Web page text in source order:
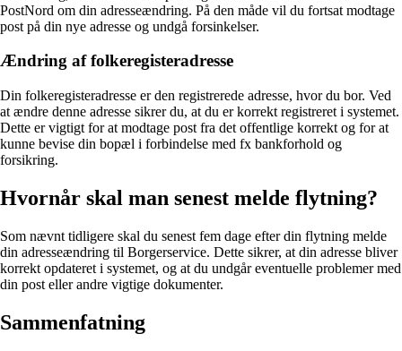
PostNord om din adresseændring. På den måde vil du fortsat modtage
post på din nye adresse og undgå forsinkelser.
Ændring af folkeregisteradresse
Din folkeregisteradresse er den registrerede adresse, hvor du bor. Ved
at ændre denne adresse sikrer du, at du er korrekt registreret i systemet.
Dette er vigtigt for at modtage post fra det offentlige korrekt og for at
kunne bevise din bopæl i forbindelse med fx bankforhold og
forsikring.
Hvornår skal man senest melde flytning?
Som nævnt tidligere skal du senest fem dage efter din flytning melde
din adresseændring til Borgerservice. Dette sikrer, at din adresse bliver
korrekt opdateret i systemet, og at du undgår eventuelle problemer med
din post eller andre vigtige dokumenter.
Sammenfatning